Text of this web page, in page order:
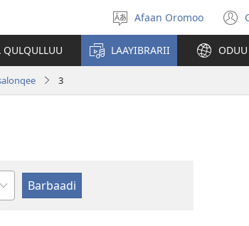
Afaan
filadhu
Afaan Oromoo
LAAYIBRARII ODUU
3